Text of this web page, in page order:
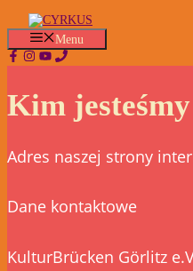
Przejdź
treści
Menu
Kim jesteśmy
Adres naszej strony
Dane kontaktowe
KulturBrücken Görlitz